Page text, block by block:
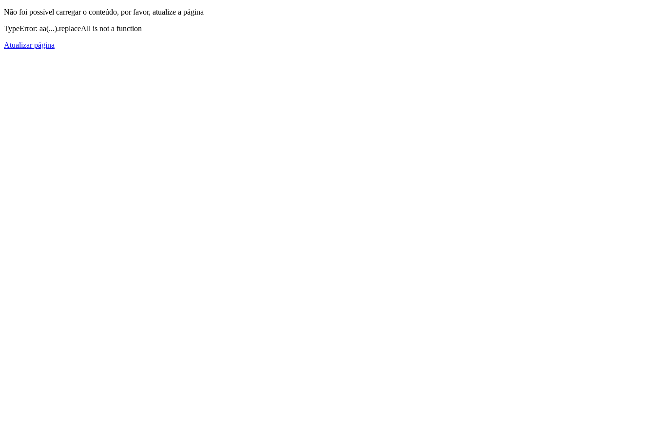
Não foi possível carregar o conteúdo, por favor, atualize a página
TypeError: aa(...).replaceAll is not a function
Atualizar página